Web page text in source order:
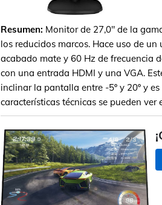
Resumen: Monitor de 27,0" de la
los reducidos marcos. Hace uso de
acabado mate y 60 Hz de frecuencia
con una entrada HDMI y una VGA.
inclinar la pantalla entre -5º y 20º y
características técnicas se pueden ver